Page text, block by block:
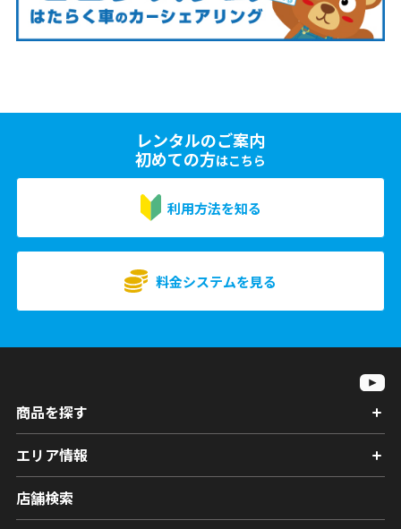
レンタルのご案内
初めての方はこちら
利用方法を知る
料金システムを見る
商品を探す
エリア情報
店舗検索